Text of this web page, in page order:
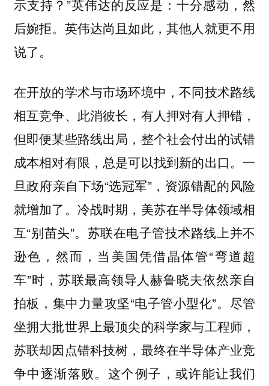
示支持？”英伟达的反应是：十分感动，然
后婉拒。英伟达尚且如此，其他人就更不用
说了。
在开放的学术与市场环境中，不同技术路线
相互竞争、此消彼长，有人押对有人押错，
但即便某些路线出局，整个社会付出的试错
成本相对有限，总是可以找到新的出口。一
旦政府亲自下场“选冠军”，资源错配的风险
就增加了。冷战时期，美苏在半导体领域相
互“别苗头”。苏联在电子管技术路线上并不
逊色，然而，当美国凭借晶体管“弯道超
车”时，苏联最高领导人赫鲁晓夫依然亲自
拍板，集中力量攻坚“电子管小型化”。尽管
坐拥大批世界上最顶尖的科学家与工程师，
苏联却因点错科技树，最终在半导体产业竞
争中逐渐落败。这个例子，或许能让我们